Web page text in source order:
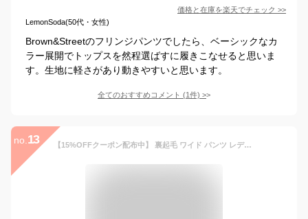
価格と在庫を楽天でチェック >>
LemonSoda(50代・女性)
Brown&Streetのフリンジパンツでしたら、ベーシックなカ
ラー展開でトップスを然程選ばすに履きこなせると思いま
す。生地に軽さがあり動きやすいと思います。
全てのおすすめコメント (1件) >
no. 13 【15%OFFクーポン配布中】 裏起毛 ワイド パンツ レディース パンツ 冬 暖かい ゆったり リブ コットン あったか 暖かい 伸縮 厚手 美脚 防寒 体型カバー ボトム 秋 冬 極暖 毛布 おしゃれ 裏ボア ニット フリンジ ウエストゴム 足湯 極暖裏起毛コーデュロイ